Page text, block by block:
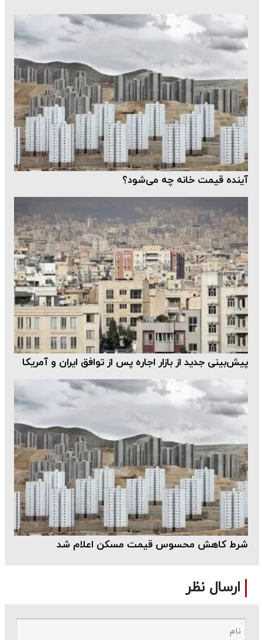
آینده قیمت خانه چه می‌شود؟
پیش‌بینی جدید از بازار اجاره پس از توافق ایران و آمریکا
شرط کاهش محسوس قیمت مسکن اعلام شد
ارسال نظر